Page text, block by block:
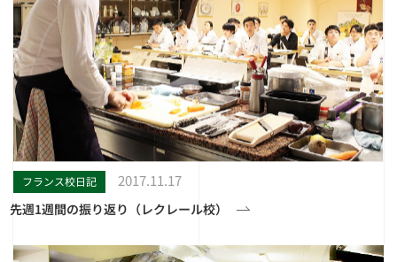
フランス校日記 2017.11.17
先週1週間の振り返り（レクレール校）